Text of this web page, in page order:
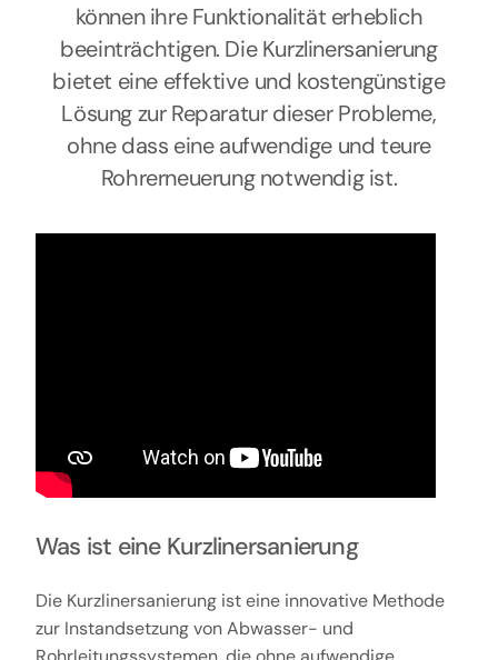
können ihre Funktionalität erheblich
beeinträchtigen. Die Kurzlinersanierung
bietet eine effektive und kostengünstige
Lösung zur Reparatur dieser Probleme,
ohne dass eine aufwendige und teure
Rohrerneuerung notwendig ist.
Was ist eine Kurzlinersanierung
Die Kurzlinersanierung ist eine innovative Methode
zur Instandsetzung von Abwasser- und